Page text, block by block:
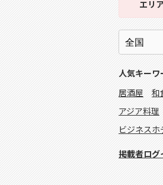
エリ
人気キーワ
居酒屋
和
アジア料理
ビジネスホ
掲載者ログ